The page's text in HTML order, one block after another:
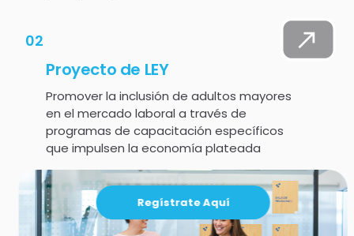
02
Proyecto de LEY
Promover la inclusión de adultos mayores
en el mercado laboral a través de
programas de capacitación específicos
que impulsen la economía plateada
Regístrate Aquí